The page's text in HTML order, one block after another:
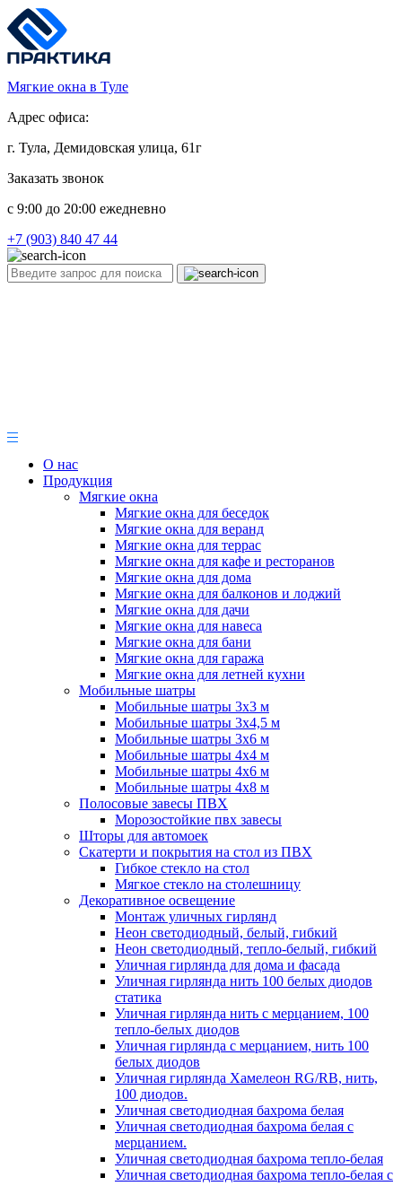
Мягкие окна в Туле
Адрес офиса:
г. Тула, Демидовская улица, 61г
Заказать звонок
c 9:00 до 20:00 ежедневно
+7 (903) 840 47 44
О нас
Продукция
Мягкие окна
Мягкие окна для беседок
Мягкие окна для веранд
Мягкие окна для террас
Мягкие окна для кафе и ресторанов
Мягкие окна для дома
Мягкие окна для балконов и лоджий
Мягкие окна для дачи
Мягкие окна для навеса
Мягкие окна для бани
Мягкие окна для гаража
Мягкие окна для летней кухни
Мобильные шатры
Мобильные шатры 3х3 м
Мобильные шатры 3х4,5 м
Мобильные шатры 3х6 м
Мобильные шатры 4х4 м
Мобильные шатры 4х6 м
Мобильные шатры 4х8 м
Полосовые завесы ПВХ
Морозостойкие пвх завесы
Шторы для автомоек
Скатерти и покрытия на стол из ПВХ
Гибкое стекло на стол
Мягкое стекло на столешницу
Декоративное освещение
Монтаж уличных гирлянд
Неон светодиодный, белый, гибкий
Неон светодиодный, тепло-белый, гибкий
Уличная гирлянда для дома и фасада
Уличная гирлянда нить 100 белых диодов
статика
Уличная гирлянда нить с мерцанием, 100
тепло-белых диодов
Уличная гирлянда с мерцанием, нить 100
белых диодов
Уличная гирлянда Хамелеон RG/RB, нить,
100 диодов.
Уличная светодиодная бахрома белая
Уличная светодиодная бахрома белая с
мерцанием.
Уличная светодиодная бахрома тепло-белая
Уличная светодиодная бахрома тепло-белая с